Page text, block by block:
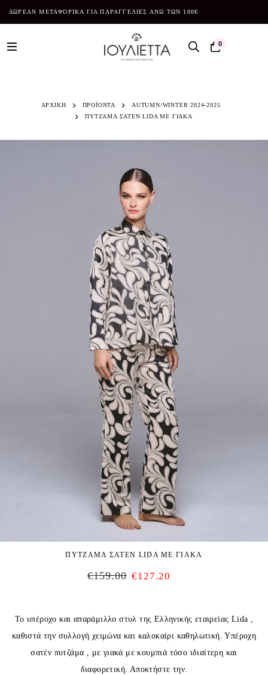
ΔΩΡΕΑΝ ΜΕΤΑΦΟΡΙΚΑ ΓΙΑ ΠΑΡΑΓΓΕΛΙΕΣ ΑΝΩ ΤΩΝ 100€
0
ΑΡΧΙΚΗ ΠΡΟΪΌΝΤΑ
AUTUMN/WINTER 2024-2025
ΠΥΤΖΑΜΑ ΣΑΤΕΝ LIDA ΜΕ ΓΙΑΚΑ
ΠΥΤΖΑΜΑ ΣΑΤΕΝ LIDA ΜΕ ΓΙΑΚΑ
€159.00 €127.20
Το υπέροχο και απαράμιλλο στυλ της Ελληνικής εταιρείας Lida ,
καθιστά την συλλογή χειμώνα και καλοκαίρι καθηλωτική. Υπέροχη
σατέν πυτζάμα , με γιακά με κουμπιά τόσο ιδιαίτερη και
διαφορετική. Αποκτήστε την.